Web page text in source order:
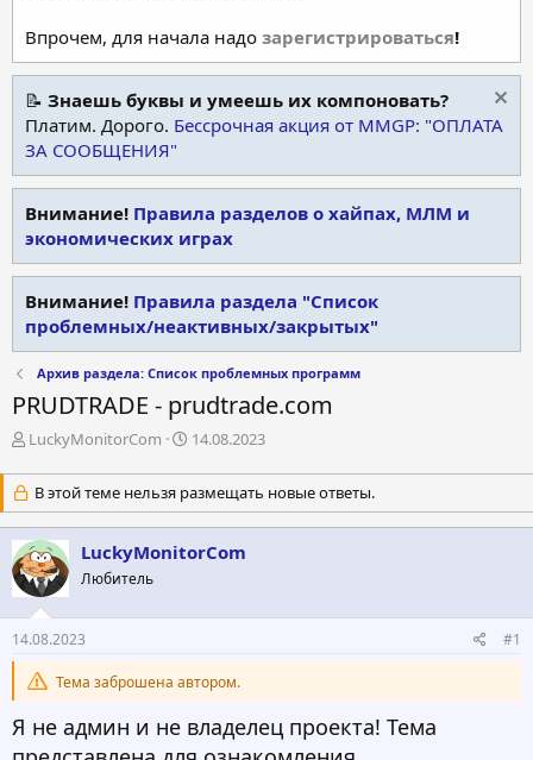
Впрочем, для начала надо зарегистрироваться!
📝 Знаешь буквы и умеешь их компоновать?
Платим. Дорого. Бессрочная акция от MMGP: "ОПЛАТА
ЗА СООБЩЕНИЯ"
Внимание! Правила разделов о хайпах, МЛМ и
экономических играх
Внимание! Правила раздела "Список
проблемных/неактивных/закрытых"
Архив раздела: Список проблемных программ
PRUDTRADE - prudtrade.com
А
т
о
р
т
е
м
ы
LuckyMonitorCom
Д
т
а
н
а
ч
14.08.2023
В этой теме нельзя размещать новые ответы.
LuckyMonitorCom
Любитель
14.08.2023 #1
Тема заброшена автором.
Я не админ и не владелец проекта! Тема